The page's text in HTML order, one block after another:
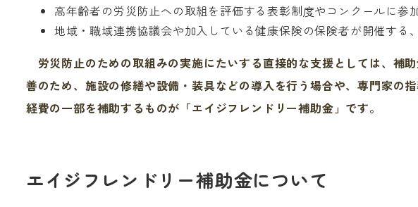
高年齢者の労災防止への取組を評価する表彰制度やコンクールに参
地域・職域連携協議会や加入している健康保険の保険者が開催する
労災防止のための取組みの実施にたいする直接的な支援としては、補
善のため、施設の修繕や設備・装具などの導入を行う場合や、専門家の
経費の一部を補助するものが「エイジフレンドリー補助金」です。
エイジフレンドリー補助金について